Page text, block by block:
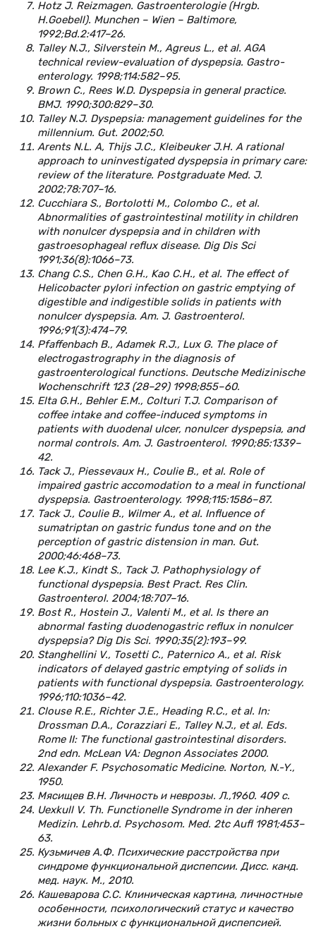
Hotz J. Reizmagen. Gastroenterologie (Hrgb.
H.Goebell). Munchen – Wien – Baltimore,
1992;Bd.2:417–26.
Talley N.J., Silverstein M., Agreus L., et al. AGA
technical review-evaluation of dyspepsia. Gastro­
enterology. 1998;114:582–95.
Brown C., Rees W.D. Dyspepsia in general practice.
BMJ. 1990;300:829–30.
Talley N.J. Dyspepsia: management guidelines for the
millennium. Gut. 2002;50.
Arents N.L. A, Thijs J.C., Kleibeuker J.H. A rational
approach to uninvestigated dyspepsia in pri­mary care:
review of the literature. Postgraduate Med. J.
2002;78:707–16.
Cucchiara S., Bortolotti M., Colombo C., et al.
Abnormalities of gastrointestinal motility in children
with nonulcer dyspepsia and in children with
gastroesophageal reflux disease. Dig Dis Sci
1991;36(8):1066–73.
Chang C.S., Chen G.H., Kao C.H., et al. The effect of
Helicobacter pylori infection on gastric emptying of
digestible and indigestible solids in patients with
nonulcer dyspepsia. Am. J. Gastroenterol.
1996;91(3):474–79.
Pfaffenbach B., Adamek R.J., Lux G. The place of
electrogastrography in the diagnosis of
gastroenterological functions. Deutsche Medizinische
Wochenschrift 123 (28–29) 1998;855–60.
Elta G.H., Behler E.M., Colturi T.J. Comparison of
coffee intake and coffee-induced symptoms in
patients with duodenal ulcer, nonulcer dyspepsia, and
normal controls. Am. J. Gastroenterol. 1990;85:1339–
42.
Tack J., Piessevaux H., Coulie B., et al. Role of
impaired gastric accomodation to a meal in functional
dyspepsia. Gastroenterology. 1998;115:1586–87.
Tack J., Coulie B., Wilmer A., et al. Influence of
sumatriptan on gastric fundus tone and on the
perception of gastric distension in man. Gut.
2000;46:468–73.
Lee K.J., Kindt S., Tack J. Pathophysiology of
functional dyspepsia. Best Pract. Res Clin.
Gastroenterol. 2004;18:707–16.
Bost R., Hostein J., Valenti M., et al. Is there an
abnormal fasting duodenogastric reflux in nonulcer
dyspepsia? Dig Dis Sci. 1990;35(2):193–99.
Stanghellini V., Tosetti C., Paternico A., et al. Risk
indicators of delayed gastric emptying of solids in
patients with functional dyspepsia. Gastroenterology.
1996;110:1036–42.
Clouse R.E., Richter J.E., Heading R.C., et al. In:
Drossman D.A., Corazziari E., Talley N.J., et al. Eds.
Rome II: The functional gastrointestinal disorders.
2nd edn. McLean VA: Degnon Associates 2000.
Alexander F. Psychosomatic Medicine. Norton, N.-Y.,
1950.
Мясищев В.Н. Личность и неврозы. Л.,1960. 409 с.
Uexkull V. Th. Functionelle Syndrome in der inheren
Medizin. Lehrb.d. Psychosom. Med. 2tc Aufl 1981;453–
63.
Кузьмичев А.Ф. Психические расстройства при
синдроме функциональной диспепсии. Дисс. канд.
мед. наук. М., 2010.
Кашеварова С.С. Клиническая картина, личностные
особенности, психологический статус и качество
жизни больных с функциональной диспепсией.